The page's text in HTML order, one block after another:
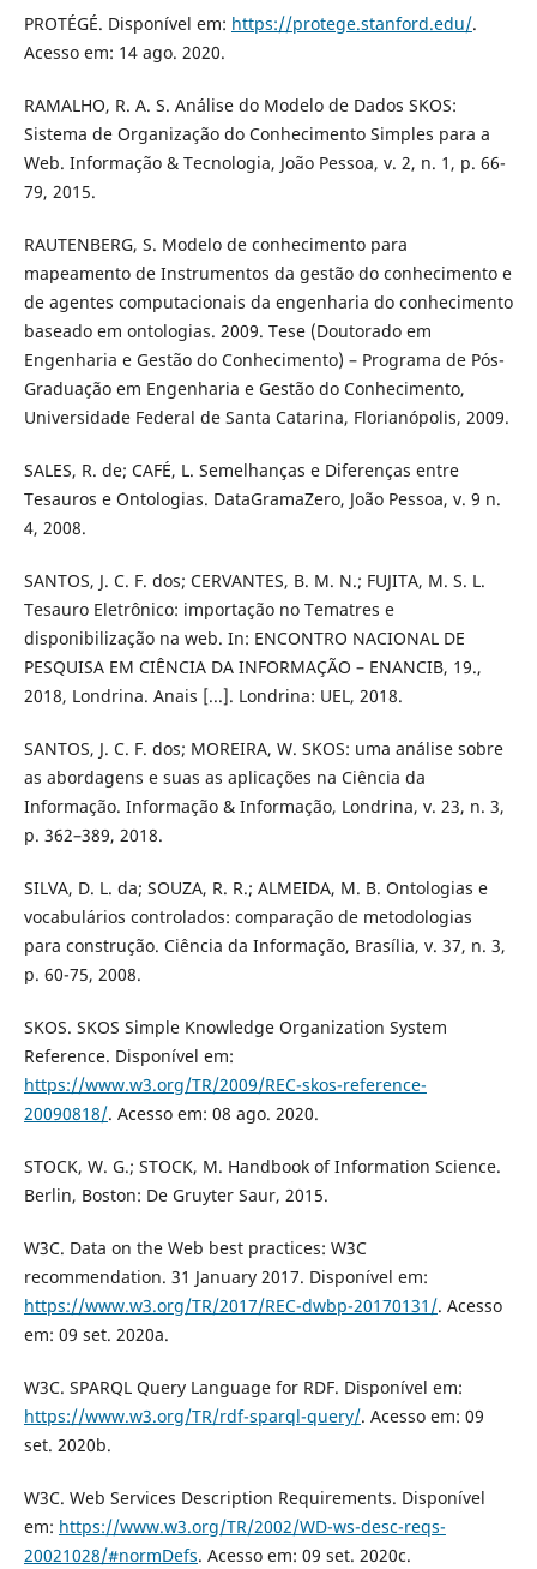
PROTÉGÉ. Disponível em: https://protege.stanford.edu/.
Acesso em: 14 ago. 2020.
RAMALHO, R. A. S. Análise do Modelo de Dados SKOS:
Sistema de Organização do Conhecimento Simples para a
Web. Informação & Tecnologia, João Pessoa, v. 2, n. 1, p. 66-
79, 2015.
RAUTENBERG, S. Modelo de conhecimento para
mapeamento de Instrumentos da gestão do conhecimento e
de agentes computacionais da engenharia do conhecimento
baseado em ontologias. 2009. Tese (Doutorado em
Engenharia e Gestão do Conhecimento) – Programa de Pós-
Graduação em Engenharia e Gestão do Conhecimento,
Universidade Federal de Santa Catarina, Florianópolis, 2009.
SALES, R. de; CAFÉ, L. Semelhanças e Diferenças entre
Tesauros e Ontologias. DataGramaZero, João Pessoa, v. 9 n.
4, 2008.
SANTOS, J. C. F. dos; CERVANTES, B. M. N.; FUJITA, M. S. L.
Tesauro Eletrônico: importação no Tematres e
disponibilização na web. In: ENCONTRO NACIONAL DE
PESQUISA EM CIÊNCIA DA INFORMAÇÃO – ENANCIB, 19.,
2018, Londrina. Anais [...]. Londrina: UEL, 2018.
SANTOS, J. C. F. dos; MOREIRA, W. SKOS: uma análise sobre
as abordagens e suas as aplicações na Ciência da
Informação. Informação & Informação, Londrina, v. 23, n. 3,
p. 362–389, 2018.
SILVA, D. L. da; SOUZA, R. R.; ALMEIDA, M. B. Ontologias e
vocabulários controlados: comparação de metodologias
para construção. Ciência da Informação, Brasília, v. 37, n. 3,
p. 60-75, 2008.
SKOS. SKOS Simple Knowledge Organization System
Reference. Disponível em:
https://www.w3.org/TR/2009/REC-skos-reference-
20090818/. Acesso em: 08 ago. 2020.
STOCK, W. G.; STOCK, M. Handbook of Information Science.
Berlin, Boston: De Gruyter Saur, 2015.
W3C. Data on the Web best practices: W3C
recommendation. 31 January 2017. Disponível em:
https://www.w3.org/TR/2017/REC-dwbp-20170131/. Acesso
em: 09 set. 2020a.
W3C. SPARQL Query Language for RDF. Disponível em:
https://www.w3.org/TR/rdf-sparql-query/. Acesso em: 09
set. 2020b.
W3C. Web Services Description Requirements. Disponível
em: https://www.w3.org/TR/2002/WD-ws-desc-reqs-
20021028/#normDefs. Acesso em: 09 set. 2020c.